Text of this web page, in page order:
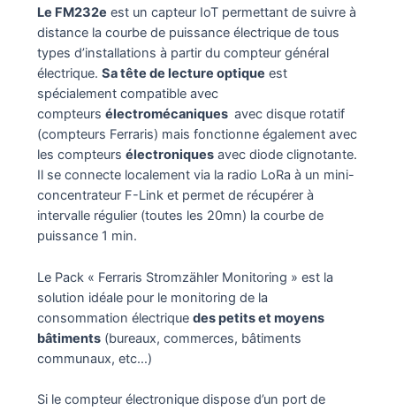
Le FM232e est un capteur IoT permettant de suivre à
distance la courbe de puissance électrique de tous
types d’installations à partir du compteur général
électrique. Sa tête de lecture optique est
spécialement compatible avec
compteurs électromécaniques avec disque rotatif
(compteurs Ferraris) mais fonctionne également avec
les compteurs électroniquesavec diode clignotante.
Il se connecte localement via la radio LoRa à un mini-
concentrateur F-Link et permet de récupérer à
intervalle régulier (toutes les 20mn) la courbe de
puissance 1 min.
Le Pack « Ferraris Stromzähler Monitoring » est la
solution idéale pour le monitoring de la
consommation électrique des petits et moyens
bâtiments(bureaux, commerces, bâtiments
communaux, etc…)
Si le compteur électronique dispose d’un port de